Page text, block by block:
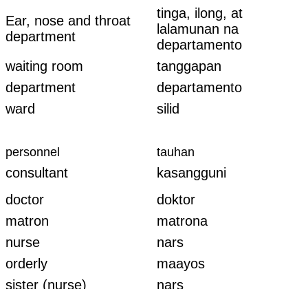
Ear, nose and throat
department
tinga, ilong, at
lalamunan na
departamento
waiting room
tanggapan
department
departamento
ward
silid
personnel tauhan
consultant
kasangguni
doctor
doktor
matron
matrona
nurse
nars
orderly
maayos
sister (nurse)
nars